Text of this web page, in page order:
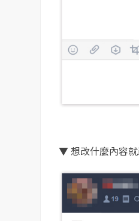
▼ 想改什麼內容